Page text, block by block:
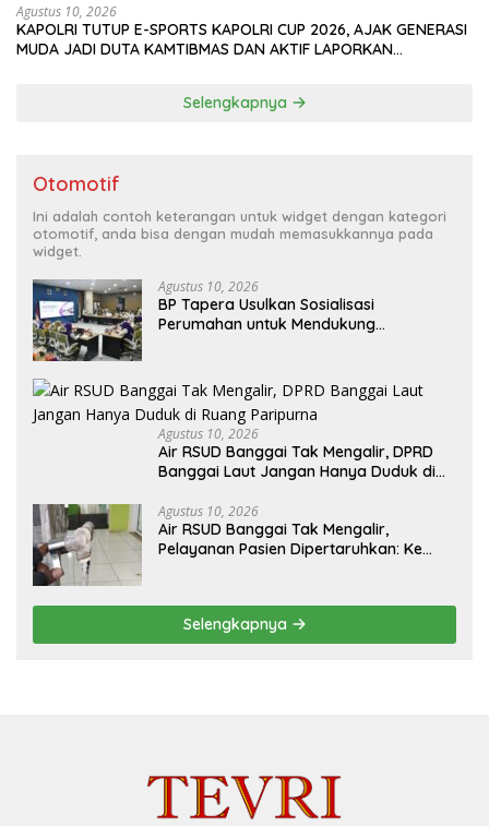
Agustus 10, 2026
KAPOLRI TUTUP E-SPORTS KAPOLRI CUP 2026, AJAK GENERASI
MUDA JADI DUTA KAMTIBMAS DAN AKTIF LAPORKAN
Selengkapnya
Otomotif
Ini adalah contoh keterangan untuk widget dengan kategori
otomotif, anda bisa dengan mudah memasukkannya pada
widget.
Agustus 10, 2026
BP Tapera Usulkan Sosialisasi
Perumahan untuk Mendukung
Agustus 10, 2026
Air RSUD Banggai Tak Mengalir, DPRD
Banggai Laut Jangan Hanya Duduk di
Agustus 10, 2026
Air RSUD Banggai Tak Mengalir,
Pelayanan Pasien Dipertaruhkan: Ke
Selengkapnya